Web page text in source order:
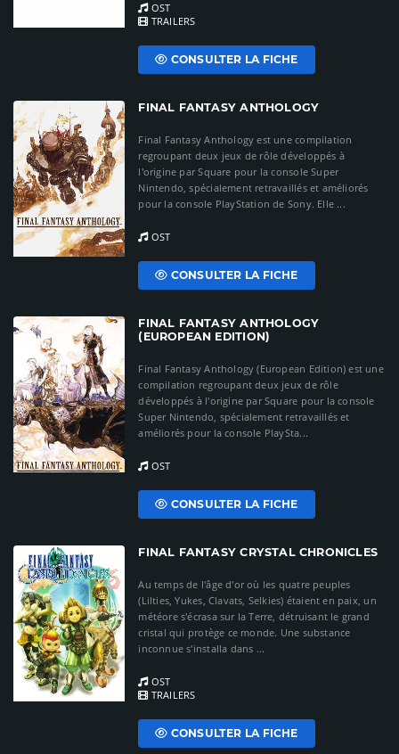
OST
TRAILERS
CONSULTER LA FICHE
FINAL FANTASY ANTHOLOGY
Final Fantasy Anthology est une compilation
regroupant deux jeux de rôle développés à
l'origine par Square pour la console Super
Nintendo, spécialement retravaillés et améliorés
pour la console PlayStation de Sony. Elle ...
OST
CONSULTER LA FICHE
FINAL FANTASY ANTHOLOGY
(EUROPEAN EDITION)
Final Fantasy Anthology (European Edition) est une
compilation regroupant deux jeux de rôle
développés à l'origine par Square pour la console
Super Nintendo, spécialement retravaillés et
améliorés pour la console PlaySta...
OST
CONSULTER LA FICHE
FINAL FANTASY CRYSTAL CHRONICLES
Au temps de l'âge d'or où les quatre peuples
(Lilties, Yukes, Clavats, Selkies) étaient en paix, un
météore s'écrasa sur la Terre, détruisant le grand
cristal qui protège ce monde. Une substance
inconnue s'installa dans ...
OST
TRAILERS
CONSULTER LA FICHE